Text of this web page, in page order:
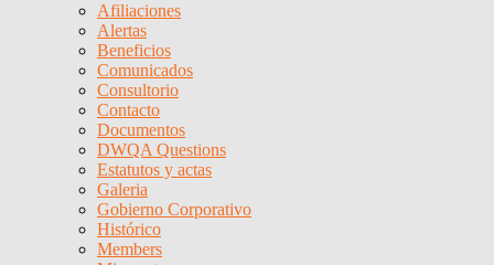
Afiliaciones
Alertas
Beneficios
Comunicados
Consultorio
Contacto
Documentos
DWQA Questions
Estatutos y actas
Galeria
Gobierno Corporativo
Histórico
Members